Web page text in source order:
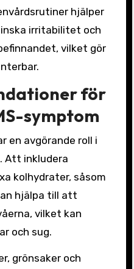
hjälper
irritabilitet och
vilket gör
för
symptom
en avgörande roll i
Att inkludera
kolhydrater, såsom
hjälpa till att
vilket kan
och sug.
grönsaker och